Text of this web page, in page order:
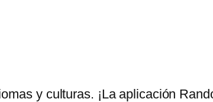
y culturas. ¡La aplicación